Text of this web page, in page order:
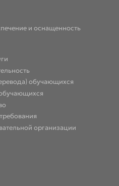
и оснащенность
обучающихся
организации